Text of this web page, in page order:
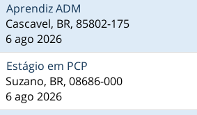
Aprendiz ADM
Cascavel, BR, 85802-175
6 ago 2026
Estágio em PCP
Suzano, BR, 08686-000
6 ago 2026